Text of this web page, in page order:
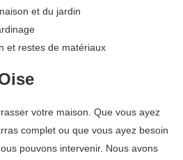
et du jardin
et restes de matériaux
votre maison. Que vous ayez
complet ou que vous ayez besoin
pouvons intervenir. Nous avons